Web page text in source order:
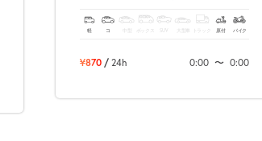
軽 コ ボックス SUV トラック 原付 バイク
¥870 / 24h 0:00 〜 0:00